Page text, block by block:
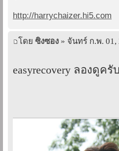
http://harrychaizer.hi5.com
โดย ซิงซอง » จันทร์ ก.พ. 01,
easyrecovery ลองดูค